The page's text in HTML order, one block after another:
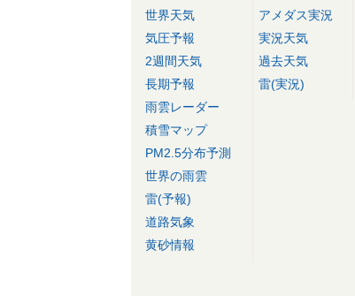
世界天気
気圧予報
2週間天気
長期予報
雨雲レーダー
積雪マップ
PM2.5分布予測
世界の雨雲
雷(予報)
道路気象
黄砂情報
アメダス実況
実況天気
過去天気
雷(実況)